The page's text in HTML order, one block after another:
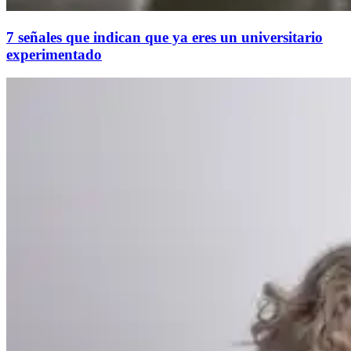
7 señales que indican que ya eres un universitario
experimentado